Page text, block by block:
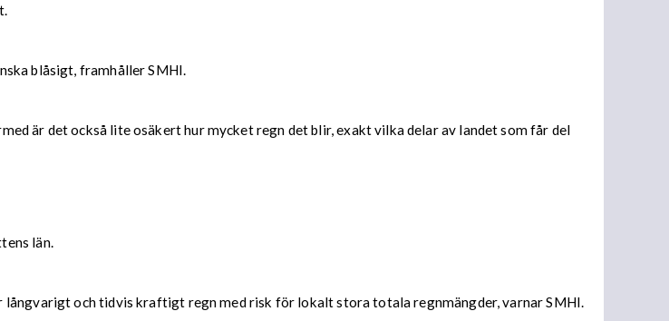
blåsigt, framhåller SMHI.
är det också lite osäkert hur mycket regn det blir, exakt vilka delar av landet som får del
län.
och tidvis kraftigt regn med risk för lokalt stora totala regnmängder, varnar SMHI.